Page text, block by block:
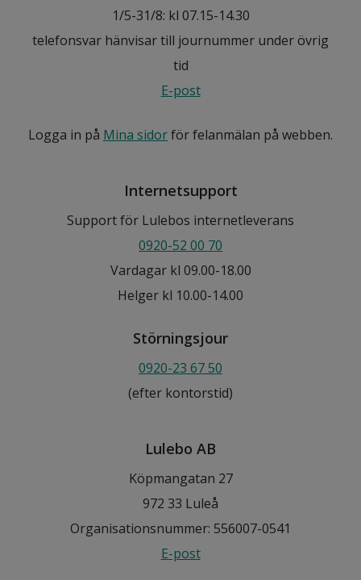
1/5-31/8: kl 07.15-14.30
telefonsvar hänvisar till journummer under övrig
tid
E-post
Logga in på Mina sidorför felanmälan på webben.
Internetsupport
Support för Lulebos internetleverans
0920-52 00 70
Vardagar kl 09.00-18.00
Helger kl 10.00-14.00
Störningsjour
0920-23 67 50
(efter kontorstid)
Lulebo AB
Köpmangatan 27
972 33 Luleå
Organisationsnummer: 556007-0541
E-post